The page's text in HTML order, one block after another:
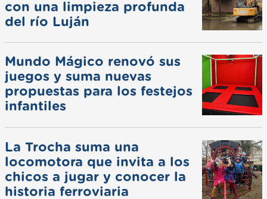
con una limpieza profunda
del río Luján
Mundo Mágico renovó sus
juegos y suma nuevas
propuestas para los festejos
infantiles
La Trocha suma una
locomotora que invita a los
chicos a jugar y conocer la
historia ferroviaria